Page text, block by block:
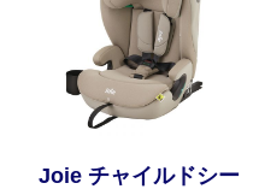
Joie チャイルドシー